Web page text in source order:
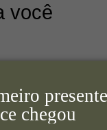
presente
chegou
você